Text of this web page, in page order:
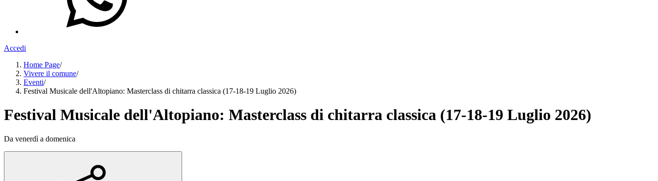
Accedi
Home Page/
Vivere il comune/
Eventi/
Festival Musicale dell'Altopiano: Masterclass di chitarra classica (17-18-19 Luglio 2026)
Festival Musicale dell'Altopiano: Masterclass di chitarra classica (17-18-19 Luglio 2026)
Da venerdì a domenica